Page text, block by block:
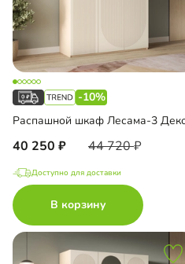
-10%
40 250 44 720
Доступно для доставки
В корзину